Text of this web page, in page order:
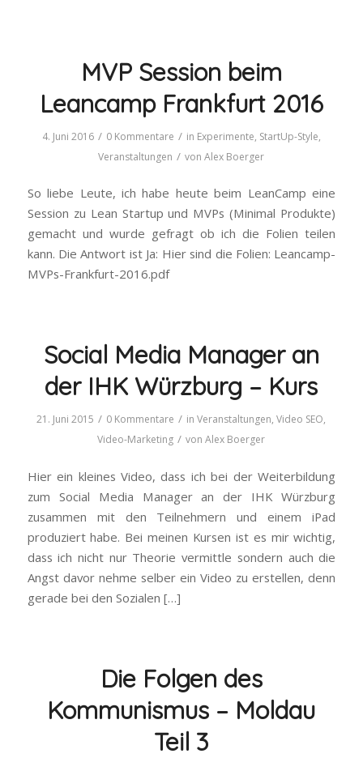
MVP Session beim
Leancamp Frankfurt 2016
4. Juni 2016 / 0 Kommentare / in Experimente, StartUp-Style,
Veranstaltungen / vonAlex Boerger
So liebe Leute, ich habe heute beim LeanCamp eine
Session zu Lean Startup und MVPs (Minimal Produkte)
gemacht und wurde gefragt ob ich die Folien teilen
kann. Die Antwort ist Ja: Hier sind die Folien: Leancamp-
MVPs-Frankfurt-2016.pdf
Social Media Manager an
der IHK Würzburg – Kurs
21. Juni 2015 / 0 Kommentare / inVeranstaltungen,Video SEO,
Video-Marketing / vonAlex Boerger
Hier ein kleines Video, dass ich bei der Weiterbildung
zum Social Media Manager an der IHK Würzburg
zusammen mit den Teilnehmern und einem iPad
produziert habe. Bei meinen Kursen ist es mir wichtig,
dass ich nicht nur Theorie vermittle sondern auch die
Angst davor nehme selber ein Video zu erstellen, denn
gerade bei den Sozialen […]
Die Folgen des
Kommunismus – Moldau
Teil 3